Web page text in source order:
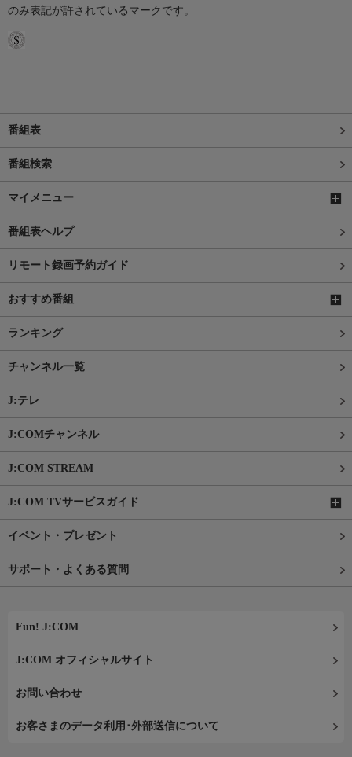
のみ表記が許されているマークです。
番組表
番組検索
マイメニュー
番組表ヘルプ
リモート録画予約ガイド
おすすめ番組
ランキング
チャンネル一覧
J:テレ
J:COMチャンネル
J:COM STREAM
J:COM TVサービスガイド
イベント・プレゼント
サポート・よくある質問
Fun! J:COM
J:COM オフィシャルサイト
お問い合わせ
お客さまのデータ利用･外部送信について